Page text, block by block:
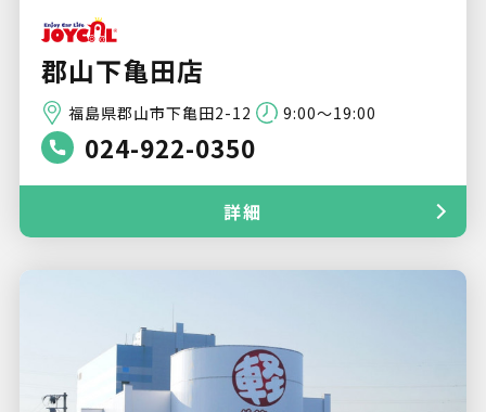
郡山下亀田店
福島県郡山市下亀田2-12 9:00～19:00
024-922-0350
詳細